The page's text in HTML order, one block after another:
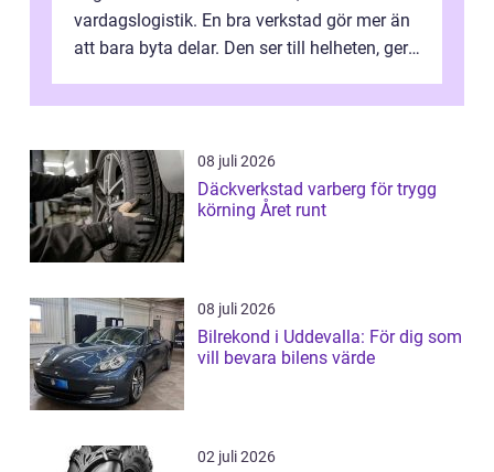
vardagslogistik. En bra verkstad gör mer än
att bara byta delar. Den ser till helheten, ger
08 juli 2026
Däckverkstad varberg för trygg
körning Året runt
08 juli 2026
Bilrekond i Uddevalla: För dig som
vill bevara bilens värde
02 juli 2026